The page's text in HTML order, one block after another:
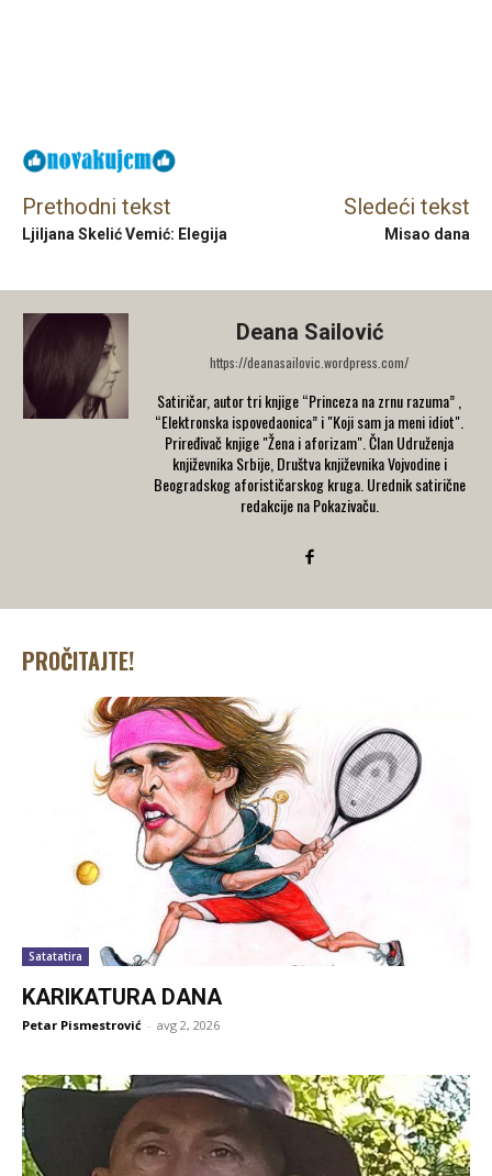
Prethodni tekst
Ljiljana Skelić Vemić: Elegija
Sledeći tekst
Misao dana
Deana Sailović
https://deanasailovic.wordpress.com/
Satiričar, autor tri knjige “Princeza na zrnu razuma” ,
“Elektronska ispovedaonica” i "Koji sam ja meni idiot".
Priređivač knjige "Žena i aforizam". Član Udruženja
književnika Srbije, Društva književnika Vojvodine i
Beogradskog aforističarskog kruga. Urednik satirične
redakcije na Pokazivaču.
PROČITAJTE!
Satatatira
KARIKATURA DANA
Petar Pismestrović - avg 2, 2026